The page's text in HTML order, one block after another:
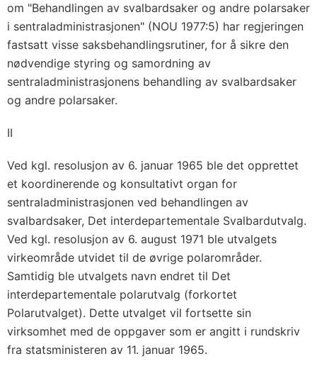
om "Behandlingen av svalbardsaker og andre polarsaker
i sentraladministrasjonen" (NOU 1977:5) har regjeringen
fastsatt visse saksbehandlingsrutiner, for å sikre den
nødvendige styring og samordning av
sentraladministrasjonens behandling av svalbardsaker
og andre polarsaker.
II
Ved kgl. resolusjon av 6. januar 1965 ble det opprettet
et koordinerende og konsultativt organ for
sentraladministrasjonen ved behandlingen av
svalbardsaker, Det interdepartementale Svalbardutvalg.
Ved kgl. resolusjon av 6. august 1971 ble utvalgets
virkeområde utvidet til de øvrige polarområder.
Samtidig ble utvalgets navn endret til Det
interdepartementale polarutvalg (forkortet
Polarutvalget). Dette utvalget vil fortsette sin
virksomhet med de oppgaver som er angitt i rundskriv
fra statsministeren av 11. januar 1965.